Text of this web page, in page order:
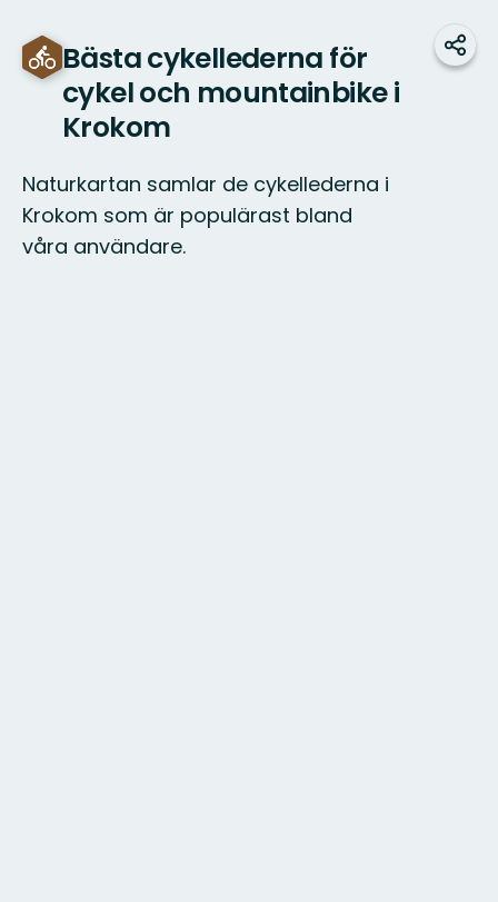
Bästa cykellederna för
cykel och mountainbike i
Krokom
Naturkartan samlar de cykellederna i
Krokom som är populärast bland
våra användare.
Dela